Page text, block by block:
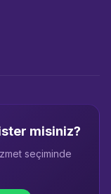
misiniz?
seçiminde